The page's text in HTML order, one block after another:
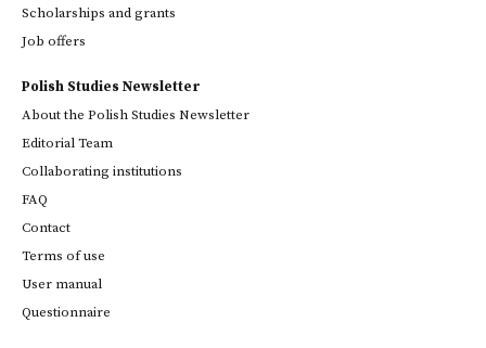
Scholarships and grants
Job offers
Polish Studies Newsletter
About the Polish Studies Newsletter
Editorial Team
Collaborating institutions
FAQ
Contact
Terms of use
User manual
Questionnaire